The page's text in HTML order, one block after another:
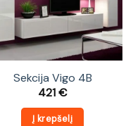
Sekcija Vigo 4B
421€
Į krepšelį